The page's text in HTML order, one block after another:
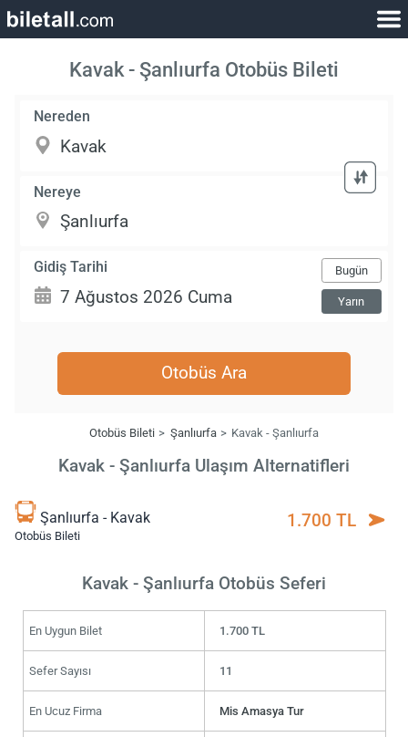
Kavak - Şanlıurfa Otobüs Bileti
Nereden
Nereye
Gidiş Tarihi Bugün
Yarın
Otobüs Ara
Otobüs Bileti Şanlıurfa Kavak - Şanlıurfa
Kavak - Şanlıurfa Ulaşım Alternatifleri
Şanlıurfa - Kavak
Otobüs Bileti
1.700 TL
Kavak - Şanlıurfa Otobüs Seferi
En Uygun Bilet 1.700 TL
Sefer Sayısı 11
En Ucuz Firma Mis Amasya Tur